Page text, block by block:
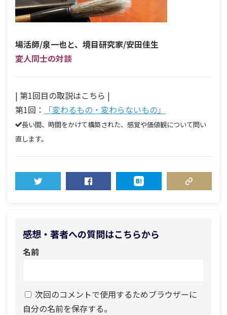
場活師/泉一也と、境目研究家/安田佳生
変人同士の対談
| 第1回目の取説はこちら |
第1回：
「変わるもの・変わらないもの」
長い間、時間をかけて構築された、感覚や価値観について問い
直します。
感想・著者への質問はこちらから
名前
次回のコメントで使用するためブラウザーに
自分の名前を保存する。